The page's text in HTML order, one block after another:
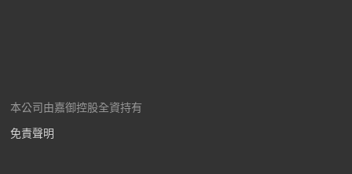
本公司由嘉御控股全資持有
免責聲明